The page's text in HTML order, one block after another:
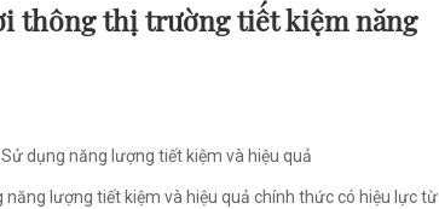
thông thị trường tiết kiệm năng
dụng năng lượng tiết kiệm và hiệu quả
lượng tiết kiệm và hiệu quả chính thức có hiệu lực từ